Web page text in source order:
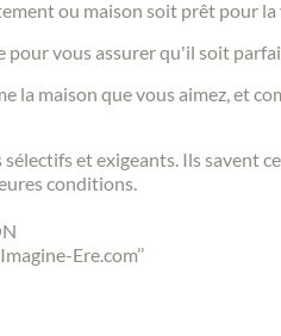
ou maison soit prêt pour
pour vous assurer qu'il soit
la maison que vous aimez, et
et exigeants. Ils savent
conditions.
Ere.com’’